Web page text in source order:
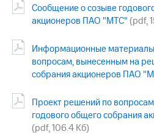
информация
Медиа-центр
Пресс-
релизы
МТС
о технологиях
Сообщение о созыве
акционеров ПАО "МТС" (pdf,
Информационные
вопросам, вынесенным на
собрания акционеров ПАО
Проект решений по
годового общего собрания
(pdf, 106.4 Кб)